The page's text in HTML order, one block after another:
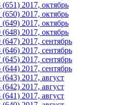
2017, октябрь
2017, октябрь
2017, октябрь
2017, октябрь
2017, сентябрь
2017, сентябрь
2017, сентябрь
2017, сентябрь
2017, август
2017, август
2017, август